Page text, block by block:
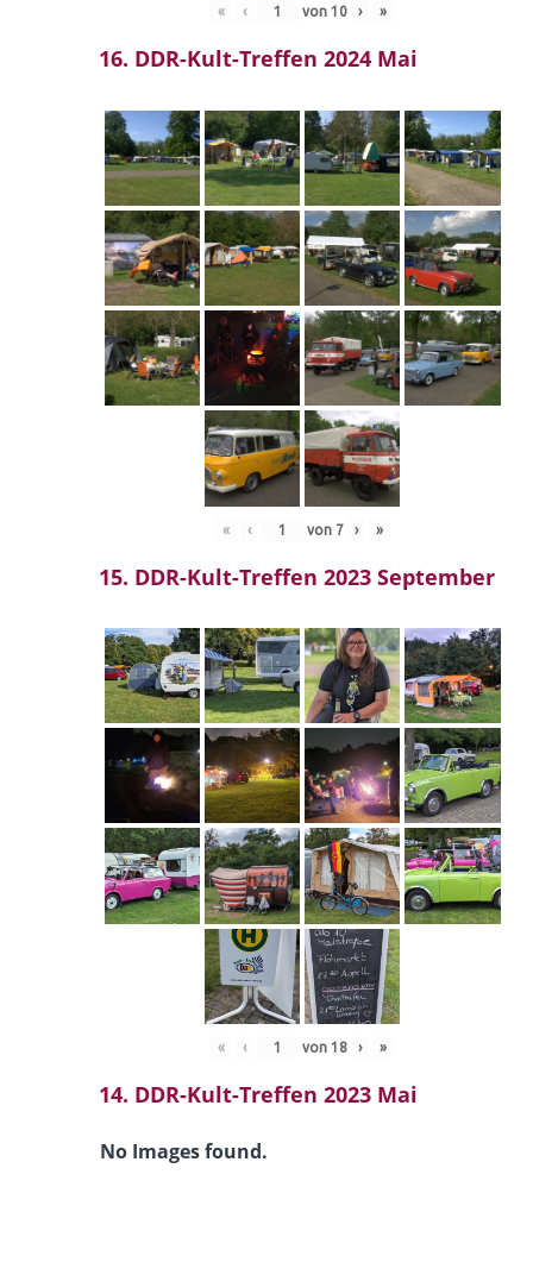
« ‹ von 10 › »
16. DDR-Kult-Treffen 2024 Mai
« ‹ von 7 › »
15. DDR-Kult-Treffen 2023 September
« ‹ von 18 › »
14. DDR-Kult-Treffen 2023 Mai
No Images found.